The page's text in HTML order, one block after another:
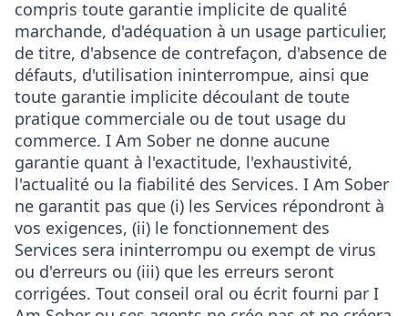
compris toute garantie implicite de qualité
marchande, d'adéquation à un usage particulier,
de titre, d'absence de contrefaçon, d'absence de
défauts, d'utilisation ininterrompue, ainsi que
toute garantie implicite découlant de toute
pratique commerciale ou de tout usage du
commerce. I Am Sober ne donne aucune
garantie quant à l'exactitude, l'exhaustivité,
l'actualité ou la fiabilité des Services. I Am Sober
ne garantit pas que (i) les Services répondront à
vos exigences, (ii) le fonctionnement des
Services sera ininterrompu ou exempt de virus
ou d'erreurs ou (iii) que les erreurs seront
corrigées. Tout conseil oral ou écrit fourni par I